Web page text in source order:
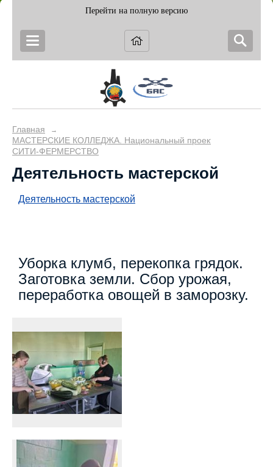
Перейти на полную версию
Главная →
МАСТЕРСКИЕ КОЛЛЕДЖА. Национальный проект
СИТИ-ФЕРМЕРСТВО
Деятельность мастерской
Деятельность мастерской
Уборка клумб, перекопка грядок.
Заготовка земли. Сбор урожая,
переработка овощей в заморозку.